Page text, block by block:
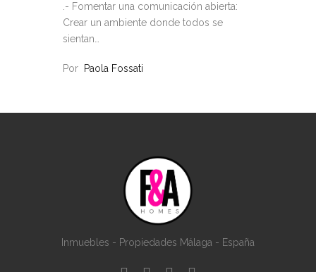
.- Fomentar una comunicación abierta:
Crear un ambiente donde todos se
sientan…
Por Paola Fossati
Inmuebles - Propiedades Málaga - España